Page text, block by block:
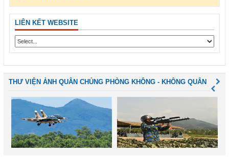
LIÊN KẾT WEBSITE
THƯ VIỆN ẢNH QUÂN CHỦNG PHÒNG KHÔNG - KHÔNG QUÂN